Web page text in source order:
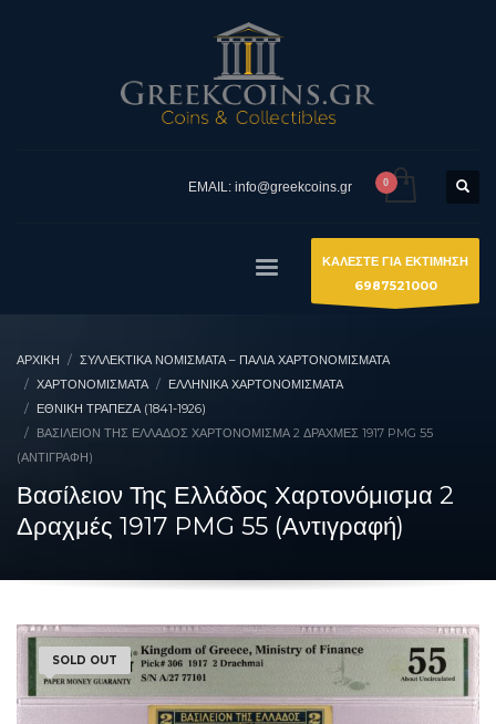
EMAIL: info@greekcoins.gr
ΚΑΛΕΣΤΕ ΓΙΑ ΕΚΤΙΜΗΣΗ
6987521000
ΑΡΧΙΚΉ
ΣΥΛΛΕΚΤΙΚΆ ΝΟΜΊΣΜΑΤΑ – ΠΑΛΙΆ ΧΑΡΤΟΝΟΜΊΣΜΑΤΑ
ΧΑΡΤΟΝΟΜΙΣΜΑΤΑ
ΕΛΛΗΝΙΚΆ ΧΑΡΤΟΝΟΜΊΣΜΑΤΑ
ΕΘΝΙΚΉ ΤΡΆΠΕΖΑ (1841-1926)
ΒΑΣΊΛΕΙΟΝ ΤΗΣ ΕΛΛΆΔΟΣ ΧΑΡΤΟΝΌΜΙΣΜΑ 2 ΔΡΑΧΜΈΣ 1917 PMG 55
(ΑΝΤΙΓΡΑΦΉ)
Βασίλειον Της Ελλάδος Χαρτονόμισμα 2
Δραχμές 1917 PMG 55 (Αντιγραφή)
SOLD OUT